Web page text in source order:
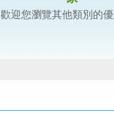
歡迎您瀏覽其他類別的